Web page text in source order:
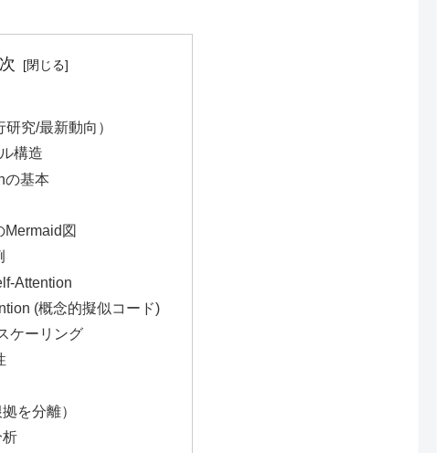
究/最新動向）
構造
の基本
Mermaid図
Attention
(概念的擬似コード)
ケーリング
を分離）
析